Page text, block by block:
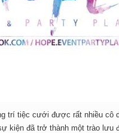
trí tiệc cưới được rất nhiều cô
kiện đã trở thành một trào